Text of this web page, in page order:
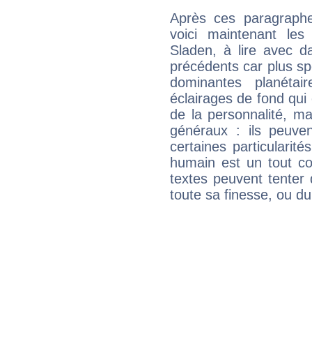
Après ces
voici maintenant les
Sladen, à lire avec
précédents car plus
dominantes
éclairages de fond
de la personnalité,
généraux : ils
certaines
humain est un tout
textes peuvent tenter
toute sa finesse, ou